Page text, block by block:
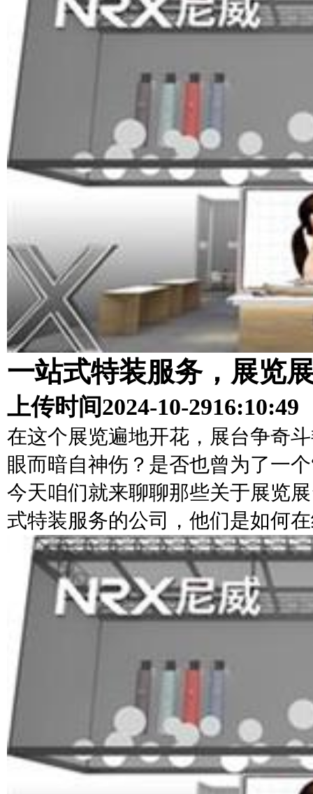
一站式特装服务，展览
上传时间2024-10-2916:10:49
在这个展览遍地开花，展台争奇
眼而暗自神伤？是否也曾为了一
今天咱们就来聊聊那些关于展览
式特装服务的公司，他们是如何